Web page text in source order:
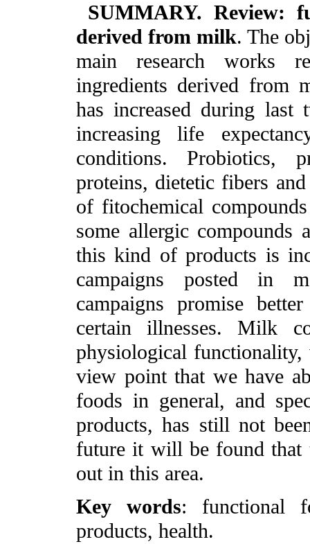
SUMMARY. Review:
derived from milk. The
main research works
ingredients derived from
has increased during
increasing life
conditions. Probiotics,
proteins, dietetic fibers
of fitochemical
some allergic compounds
this kind of products is
campaigns posted in
campaigns promise
certain illnesses. Milk
physiological
view point that we have
foods in general, and
products, has still not
future it will be found that
out in this area.
Key words: functional
products, health.